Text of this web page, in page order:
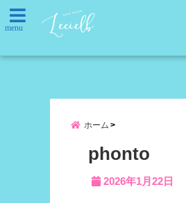
menu
ホーム
phonto
2026年1月22日